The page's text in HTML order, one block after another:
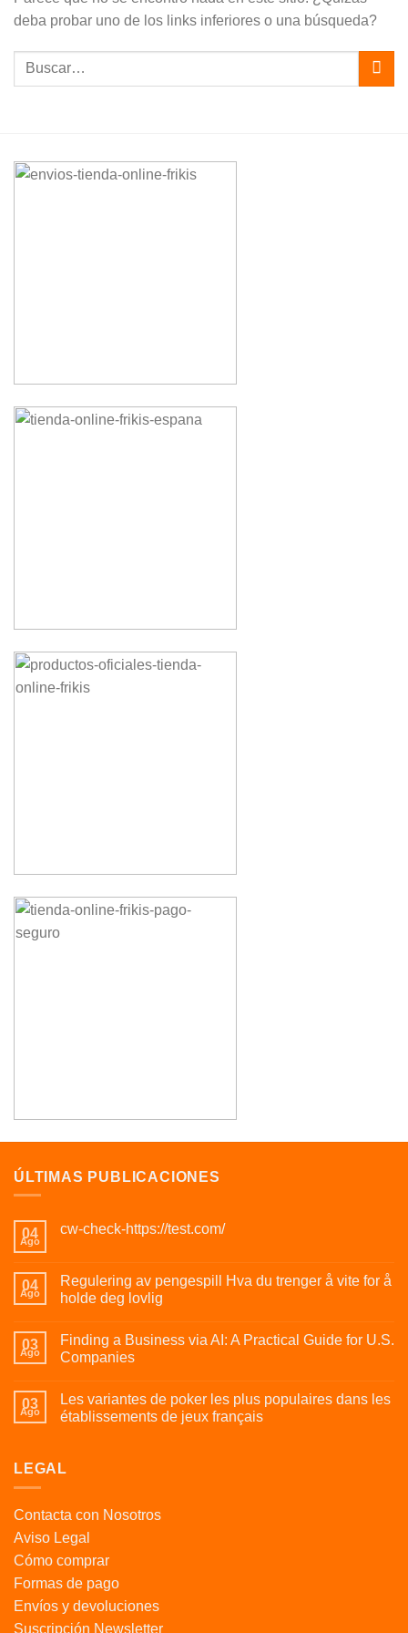
deba probar uno de los links inferiores o una búsqueda?
ÚLTIMAS PUBLICACIONES
04
Ago
cw-check-https://test.com/
04
Ago
Regulering av pengespill Hva du trenger å vite for å
holde deg lovlig
03
Ago
Finding a Business via AI: A Practical Guide for U.S.
Companies
03
Ago
Les variantes de poker les plus populaires dans les
établissements de jeux français
LEGAL
Contacta con Nosotros
Aviso Legal
Cómo comprar
Formas de pago
Envíos y devoluciones
Suscripción Newsletter